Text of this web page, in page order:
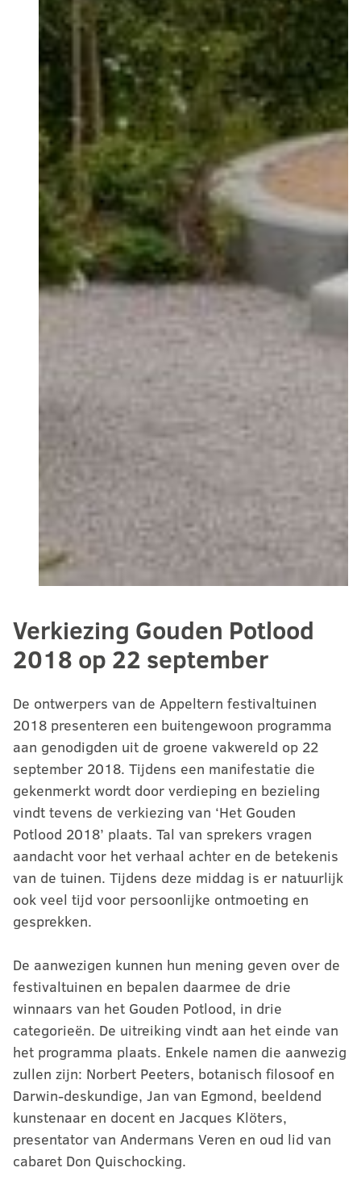
Verkiezing Gouden Potlood
2018 op 22 september
De ontwerpers van de Appeltern festivaltuinen
2018 presenteren een buitengewoon programma
aan genodigden uit de groene vakwereld op 22
september 2018. Tijdens een manifestatie die
gekenmerkt wordt door verdieping en bezieling
vindt tevens de verkiezing van ‘Het Gouden
Potlood 2018’ plaats. Tal van sprekers vragen
aandacht voor het verhaal achter en de betekenis
van de tuinen. Tijdens deze middag is er natuurlijk
ook veel tijd voor persoonlijke ontmoeting en
gesprekken.
De aanwezigen kunnen hun mening geven over de
festivaltuinen en bepalen daarmee de drie
winnaars van het Gouden Potlood, in drie
categorieën. De uitreiking vindt aan het einde van
het programma plaats. Enkele namen die aanwezig
zullen zijn: Norbert Peeters, botanisch filosoof en
Darwin-deskundige, Jan van Egmond, beeldend
kunstenaar en docent en Jacques Klöters,
presentator van Andermans Veren en oud lid van
cabaret Don Quischocking.